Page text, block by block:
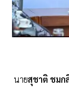
นายสุชาติ ชมก